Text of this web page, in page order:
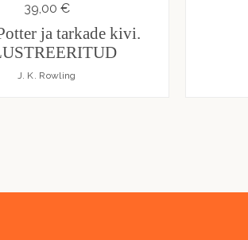
39,00 €
ja tarkade kivi.
J. K. Rowling